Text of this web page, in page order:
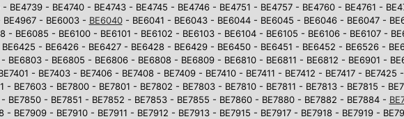
BE4739 - BE4740 - BE4743 - BE4745 - BE4746 - BE4751 - BE4757 - BE4760 - BE4761 -
- BE6003 - BE6040- BE6041 - BE6043 - BE6044 - BE6045 - BE6046 - BE6047 -
BE6085 - BE6100 - BE6101 - BE6102 - BE6103 - BE6104 - BE6105 - BE6106 - BE6107 -
- BE6426 - BE6427 - BE6428 - BE6429 - BE6450 - BE6451 - BE6452 - BE6526 -
- BE6805 - BE6806 - BE6808 - BE6809 - BE6810 - BE6811 - BE6812 - BE6901 -
- BE7403 - BE7406 - BE7408 - BE7409 - BE7410 - BE7411 - BE7412 - BE7417 - BE7425
BE7603 - BE7800 - BE7801 - BE7802 - BE7803 - BE7810 - BE7811 - BE7813 - BE7815 -
BE7850 - BE7851 - BE7852 - BE7853 - BE7855 - BE7860 - BE7880 - BE7882 - BE7884 -
BE7909 - BE7910 - BE7911 - BE7912 - BE7913 - BE7915 - BE7917 - BE7918 - BE7919 -